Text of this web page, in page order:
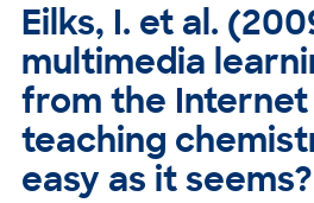
Eilks, I. et al.
multimedia
from the
teaching
easy as it seems?